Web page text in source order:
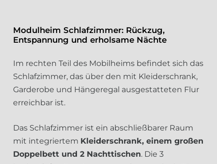
Modulheim Schlafzimmer: Rückzug,
Entspannung und erholsame Nächte
Im rechten Teil des Mobilheims befindet sich das
Schlafzimmer, das über den mit Kleiderschrank,
Garderobe und Hängeregal ausgestatteten Flur
erreichbar ist.
Das Schlafzimmer ist ein abschließbarer Raum
mit integriertem Kleiderschrank, einem großen
Doppelbett und 2 Nachttischen. Die 3